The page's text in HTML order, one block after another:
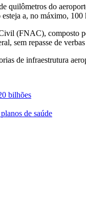
quilômetros do
a, no máximo,
(FNAC), composto
sem repasse de
de infraestrutura
bilhões
de saúde